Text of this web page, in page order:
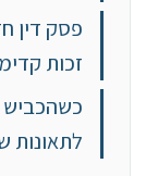
פסק דין
זכות
כשהכביש
לתאונות